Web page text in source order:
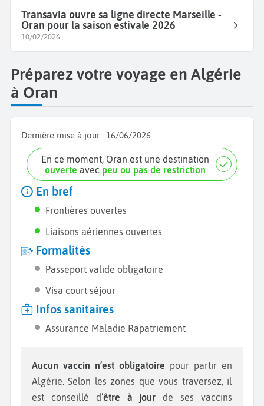
Transavia ouvre sa ligne directe Marseille -
Oran pour la saison estivale 2026
10/02/2026
Préparez votre voyage en Algérie
à Oran
Dernière mise à jour : 16/06/2026
En ce moment, Oran est une destination
ouverte avec peu ou pas de restriction
En bref
Frontières ouvertes
Liaisons aériennes ouvertes
Formalités
Passeport valide obligatoire
Visa court séjour
Infos sanitaires
Assurance Maladie Rapatriement
Aucun vaccin n’est obligatoire pour partir en
Algérie. Selon les zones que vous traversez, il
est conseillé d’être à jour de ses vaccins